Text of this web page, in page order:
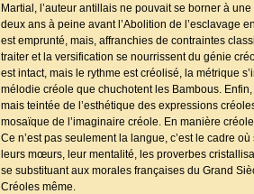
Martial, l’auteur antillais ne pouvait se borner à
deux ans à peine avant l’Abolition de l’esclavage
est emprunté, mais, affranchies de contraintes
traiter et la versification se nourrissent du génie
est intact, mais le rythme est créolisé, la métrique
mélodie créole que chuchotent les Bambous.
mais teintée de l’esthétique des expressions
mosaïque de l’imaginaire créole. En manière
Ce n’est pas seulement la langue, c’est le cadre
leurs mœurs, leur mentalité, les proverbes
se substituant aux morales françaises du Grand
Créoles même.